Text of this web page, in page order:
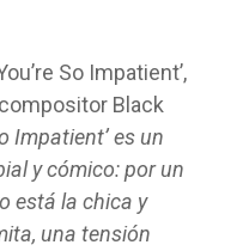
So Impatient’,
Black
Impatient’ es un
y cómico: por un
está la chica y
una tensión